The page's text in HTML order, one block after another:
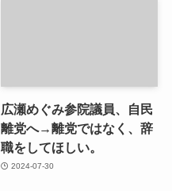
広瀬めぐみ参院議員、自民
離党へ→離党ではなく、辞
職をしてほしい。
2024-07-30